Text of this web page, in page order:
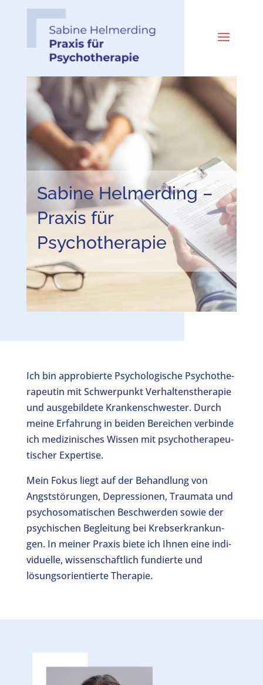
Sabine Helmerding –
Praxis für
Psychotherapie
Ich bin appro­bier­te Psy­cho­lo­gi­sche Psy­cho­the­
ra­peu­tin mit Schwer­punkt Ver­hal­tens­the­ra­pie
und aus­ge­bil­de­te Kran­ken­schwes­ter. Durch
mei­ne Erfah­rung in bei­den Berei­chen ver­bin­de
ich medi­zi­ni­sches Wis­sen mit psy­cho­the­ra­peu­
ti­scher Exper­ti­se.
Mein Fokus liegt auf der Behand­lung von
Angst­stö­run­gen, Depres­sio­nen, Trau­ma­ta und
psy­cho­so­ma­ti­schen Beschwer­den sowie der
psy­chi­schen Beglei­tung bei Krebs­er­kran­kun­
gen. In mei­ner Pra­xis bie­te ich Ihnen eine indi­
vi­du­el­le, wis­sen­schaft­lich fun­dier­te und
lösungs­ori­en­tier­te The­ra­pie.